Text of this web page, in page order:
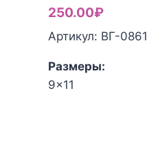
250.00₽
Артикул: ВГ-0861
Размеры:
9x11